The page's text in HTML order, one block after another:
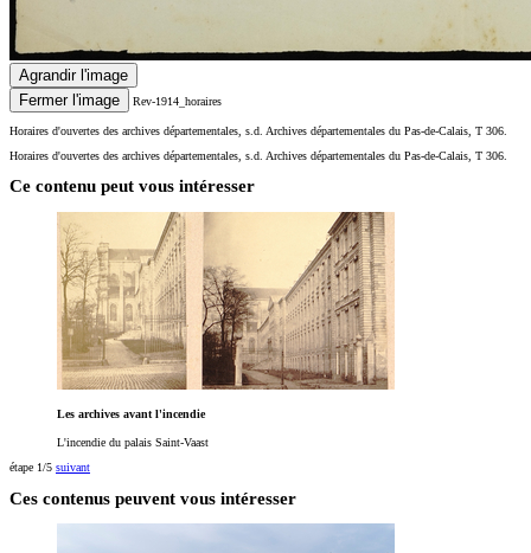
Agrandir l'image
Fermer l'image
Rev-1914_horaires
Horaires d'ouvertes des archives départementales, s.d. Archives départementales du Pas-de-Calais, T 306.
Horaires d'ouvertes des archives départementales, s.d. Archives départementales du Pas-de-Calais, T 306.
Ce contenu peut vous intéresser
Les archives avant l'incendie
L'incendie du palais Saint-Vaast
étape 1/5 suivant
Ces contenus peuvent vous intéresser